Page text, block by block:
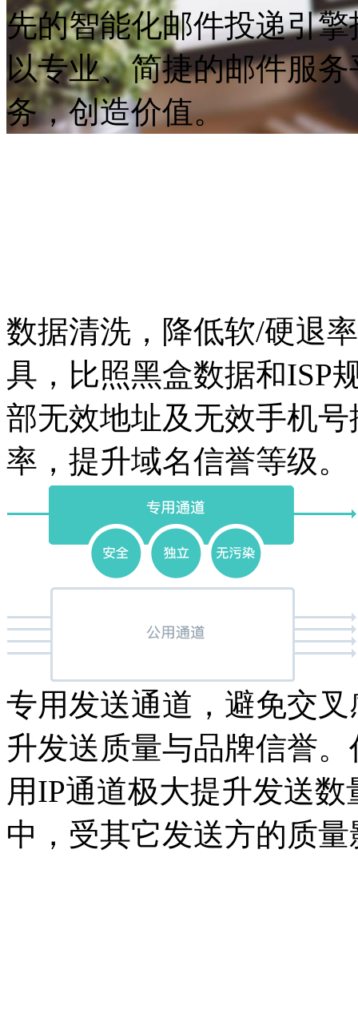
先的智能化邮件投递引擎
以专业、简捷的邮件服
务，创造价值。
数据清洗，降低软/硬退率
具，比照黑盒数据和ISP
部无效地址及无效手机
率，提升域名信誉等级。
专用发送通道，避免交叉
升发送质量与品牌信誉
用IP通道极大提升发送
中，受其它发送方的质